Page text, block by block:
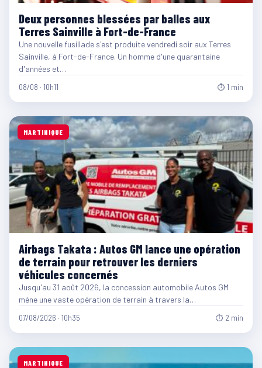
Deux personnes blessées par balles aux
Terres Sainville à Fort-de-France
Une nouvelle fusillade s'est produite vendredi soir aux Terres
Sainville, à Fort-de-France. Un homme d'une quarantaine
d'années et…
08/08 · 10h11 ⏱ 1 min
MARTINIQUE
Airbags Takata : Autos GM lance une opération
de terrain pour retrouver les derniers
véhicules concernés
Jusqu'au 31 août 2026, la concession automobile Autos GM
mène une vaste opération de terrain à travers la…
07/08/2026 · 10h35 ⏱ 2 min
MARTINIQUE